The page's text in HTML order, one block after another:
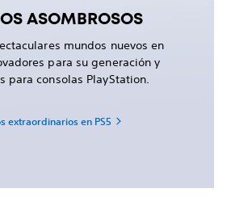
ASOMBROSOS
mundos nuevos en
para su generación y
para consolas PlayStation.
extraordinarios en PS5